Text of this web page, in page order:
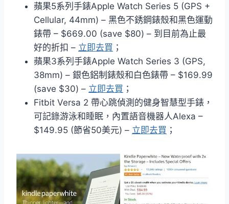
蘋果5系列手錶Apple Watch Series 5 (GPS +
Cellular, 44mm) – 黑色不銹鋼錶殼和黑色運動
錶帶 – $669.00 (save $80) – 到目前為止最
好的折扣 – 立即去買 ；
蘋果3系列手錶Apple Watch Series 3 (GPS,
38mm) – 銀色鋁制錶殼和白色錶帶 – $169.99
(save $30) – 立即去買 ；
Fitbit Versa 2 帶心跳偵測的健身智慧型手錶，
可記錄游泳和睡眠，內置語音機器人Alexa –
$149.95 (節省50美元) – 立即去買 ；